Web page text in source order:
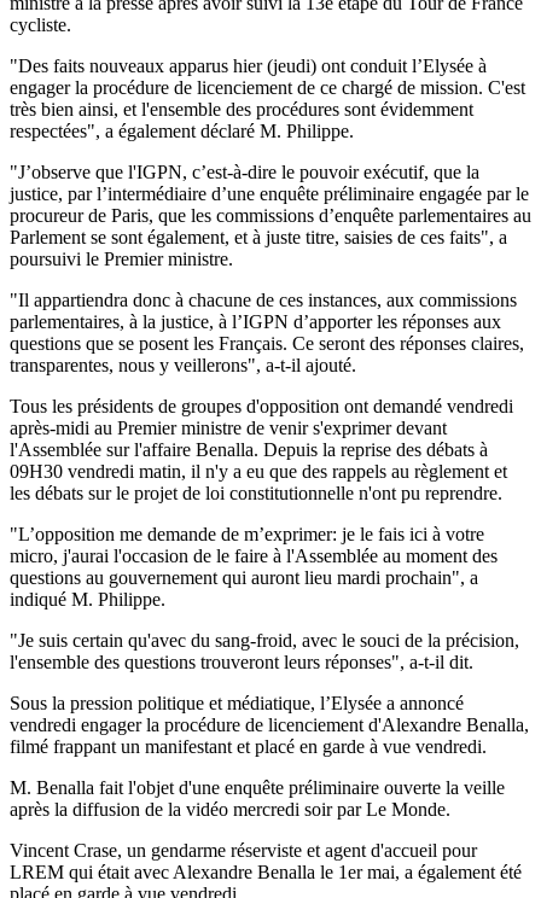
cycliste.
"Des faits nouveaux apparus hier (jeudi) ont conduit l’Elysée à
engager la procédure de licenciement de ce chargé de mission. C'est
très bien ainsi, et l'ensemble des procédures sont évidemment
respectées", a également déclaré M. Philippe.
"J’observe que l'IGPN, c’est-à-dire le pouvoir exécutif, que la
justice, par l’intermédiaire d’une enquête préliminaire engagée par le
procureur de Paris, que les commissions d’enquête parlementaires au
Parlement se sont également, et à juste titre, saisies de ces faits", a
poursuivi le Premier ministre.
"Il appartiendra donc à chacune de ces instances, aux commissions
parlementaires, à la justice, à l’IGPN d’apporter les réponses aux
questions que se posent les Français. Ce seront des réponses claires,
transparentes, nous y veillerons", a-t-il ajouté.
Tous les présidents de groupes d'opposition ont demandé vendredi
après-midi au Premier ministre de venir s'exprimer devant
l'Assemblée sur l'affaire Benalla. Depuis la reprise des débats à
09H30 vendredi matin, il n'y a eu que des rappels au règlement et
les débats sur le projet de loi constitutionnelle n'ont pu reprendre.
"L’opposition me demande de m’exprimer: je le fais ici à votre
micro, j'aurai l'occasion de le faire à l'Assemblée au moment des
questions au gouvernement qui auront lieu mardi prochain", a
indiqué M. Philippe.
"Je suis certain qu'avec du sang-froid, avec le souci de la précision,
l'ensemble des questions trouveront leurs réponses", a-t-il dit.
Sous la pression politique et médiatique, l’Elysée a annoncé
vendredi engager la procédure de licenciement d'Alexandre Benalla,
filmé frappant un manifestant et placé en garde à vue vendredi.
M. Benalla fait l'objet d'une enquête préliminaire ouverte la veille
après la diffusion de la vidéo mercredi soir par Le Monde.
Vincent Crase, un gendarme réserviste et agent d'accueil pour
LREM qui était avec Alexandre Benalla le 1er mai, a également été
placé en garde à vue vendredi.